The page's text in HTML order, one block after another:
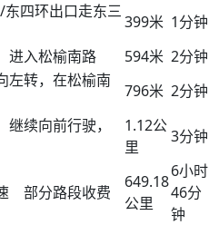
四环出口走东三
399米 1分钟
进入松榆南路
594米 2分钟
左转，在松榆南
796米 2分钟
续向前行驶，
1.12公
里
3分钟
部分路段收费
649.18
公里
6小时
46分
钟